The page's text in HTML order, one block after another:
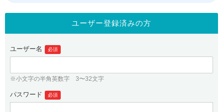
.jpドメインオークション
gTLDオークション NEW!
.jpドメインバックオーダー
プレミアムドメイン
人気ドメインの種類
紹介制度
バリュードメインAPI
ドメイン・ホスティングOEM
ログイン
従来のバリュードメインをご利用希望の方
ユーザー登録
ユーザー登録済みの方
ユーザー名 必須
※小文字の半角英数字 3〜32文字
パスワード 必須